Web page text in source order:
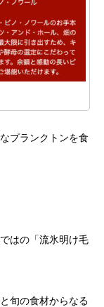
プランクトンを食
はの「流氷明け毛
旬の食材からなる